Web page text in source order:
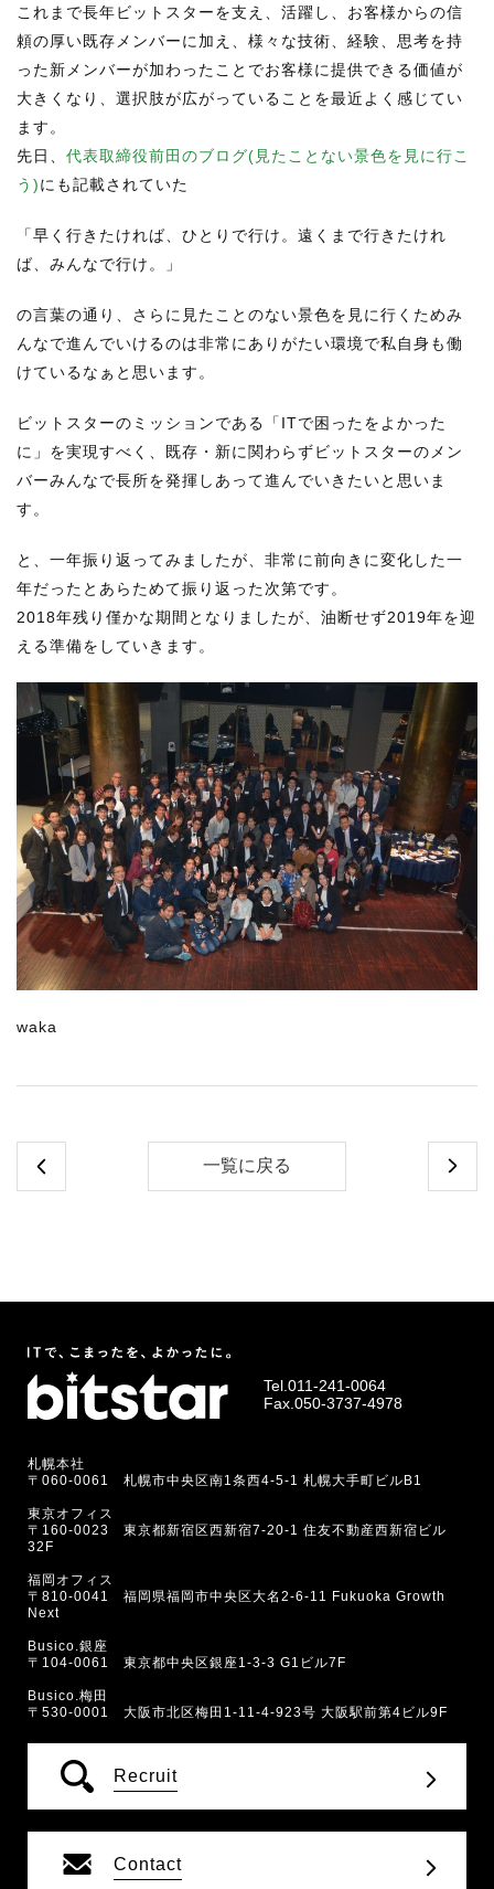
これまで長年ビットスターを支え、活躍し、お客様からの信
頼の厚い既存メンバーに加え、様々な技術、経験、思考を持
った新メンバーが加わったことでお客様に提供できる価値が
大きくなり、選択肢が広がっていることを最近よく感じてい
ます。
先日、 代表取締役前田のブログ(見たことない景色を見に行こ
う)にも記載されていた
「早く行きたければ、ひとりで行け。遠くまで行きたけれ
ば、みんなで行け。」
の言葉の通り、さらに見たことのない景色を見に行くためみ
んなで進んでいけるのは非常にありがたい環境で私自身も働
けているなぁと思います。
ビットスターのミッションである「ITで困ったをよかった
に」を実現すべく、既存・新に関わらずビットスターのメン
バーみんなで長所を発揮しあって進んでいきたいと思いま
す。
と、一年振り返ってみましたが、非常に前向きに変化した一
年だったとあらためて振り返った次第です。
2018年残り僅かな期間となりましたが、油断せず2019年を迎
える準備をしていきます。
waka
一覧に戻る
Tel. 011-241-0064
Fax.050-3737-4978
札幌本社
〒060-0061 札幌市中央区南1条西4-5-1 札幌大手町ビルB1
東京オフィス
〒160-0023 東京都新宿区西新宿7-20-1 住友不動産西新宿ビル
32F
福岡オフィス
〒810-0041 福岡県福岡市中央区大名2-6-11 Fukuoka Growth
Next
Busico.銀座
〒104-0061 東京都中央区銀座1-3-3 G1ビル7F
Busico.梅田
〒530-0001 大阪市北区梅田1-11-4-923号 大阪駅前第4ビル9F
Recruit
Contact